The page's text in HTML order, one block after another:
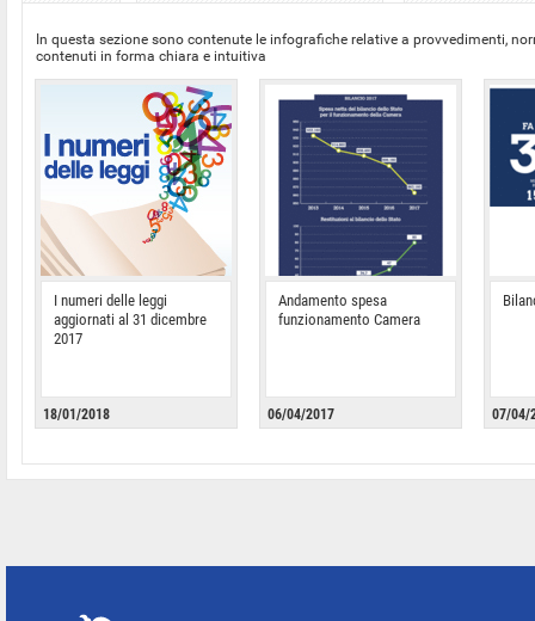
In questa sezione sono contenute le infografiche relative a provvedimenti,
contenuti in forma chiara e intuitiva
I numeri delle leggi
aggiornati al 31 dicembre
2017
18/01/2018
Andamento spesa
funzionamento Camera
06/04/2017 07/04/